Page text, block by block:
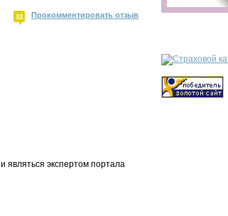
Прокомментировать отзыв
и являться экспертом портала